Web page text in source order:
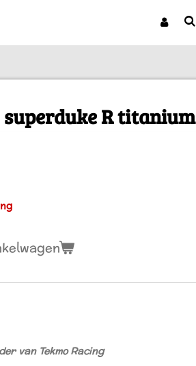
superduke R titanium
van Tekmo Racing